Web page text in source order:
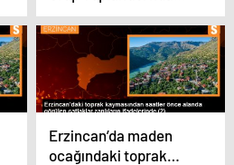
konuştu: (1)
Erzincan’da maden
ocağındaki toprak